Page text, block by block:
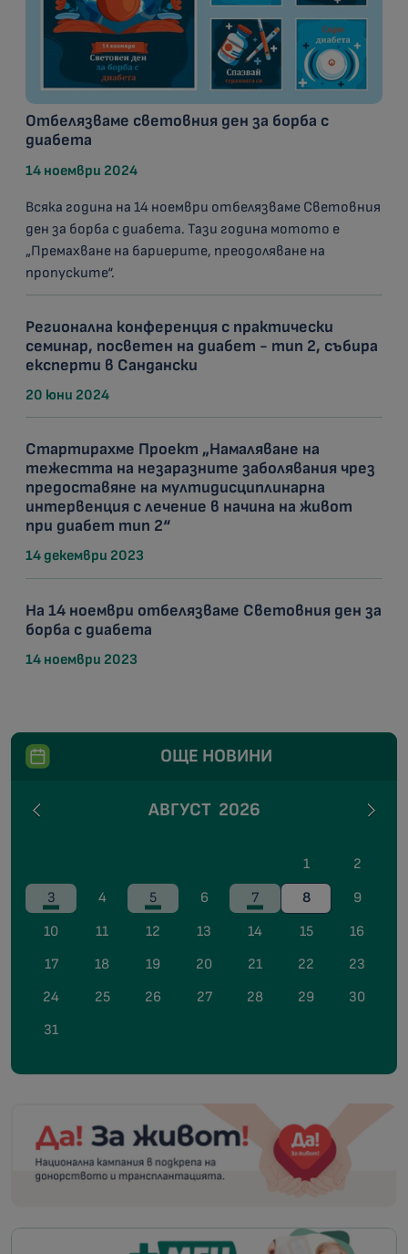
Отбелязваме световния ден за борба с
диабета
14 ноември 2024
Всяка година на 14 ноември отбелязваме Световния
ден за борба с диабета. Тази година мотото е
„Премахване на бариерите, преодоляване на
пропуските“.
Регионална конференция с практически
семинар, посветен на диабет - тип 2, събира
експерти в Сандански
20 юни 2024
Стартирахме Проект „Намаляване на
тежестта на незаразните заболявания чрез
предоставяне на мултидисциплинарна
интервенция с лечение в начина на живот
при диабет тип 2“
14 декември 2023
На 14 ноември отбелязваме Световния ден за
борба с диабета
14 ноември 2023
ОЩЕ НОВИНИ
АВГУСТ 2026
1
2
3
4 5 6 7 8
9
10
11 12 13 14 15
16
17
18 19 20 21 22
23
24
25 26 27 28 29
30
31